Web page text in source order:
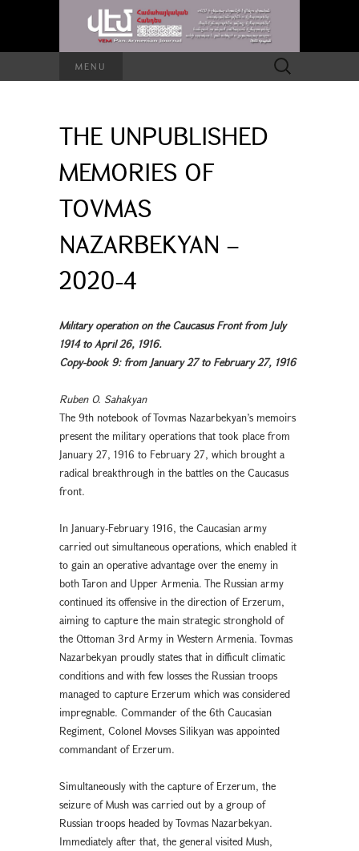
MENU
Search
for:
THE UNPUBLISHED
MEMORIES OF
TOVMAS
NAZARBEKYAN –
2020-4
Military operation on the Caucasus Front from July
1914 to April 26, 1916.
Copy-book 9: from January 27 to February 27, 1916
Ruben O. Sahakyan
The 9th notebook of Tovmas Nazarbekyan’s memoirs
present the military operations that took place from
January 27, 1916 to February 27, which brought a
radical breakthrough in the battles on the Caucasus
front.
In January-February 1916, the Caucasian army
carried out simultaneous operations, which enabled it
to gain an operative advantage over the enemy in
both Taron and Upper Armenia. The Russian army
continued its offensive in the direction of Erzerum,
aiming to capture the main strategic stronghold of
the Ottoman 3rd Army in Western Armenia. Tovmas
Nazarbekyan proudly states that in difficult climatic
conditions and with few losses the Russian troops
managed to capture Erzerum which was considered
impregnable. Commander of the 6th Caucasian
Regiment, Colonel Movses Silikyan was appointed
commandant of Erzerum.
Simultaneously with the capture of Erzerum, the
seizure of Mush was carried out by a group of
Russian troops headed by Tovmas Nazarbekyan.
Immediately after that, the general visited Mush,